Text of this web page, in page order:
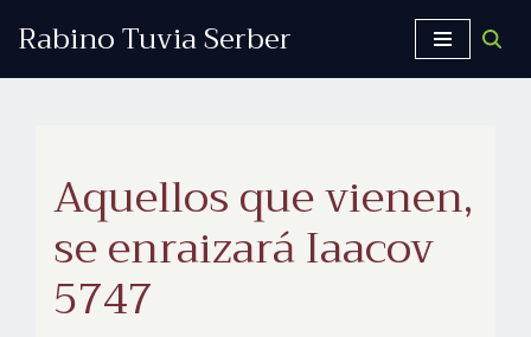
Rabino Tuvia Serber
Aquellos que vienen,
se enraizará Iaacov
5747